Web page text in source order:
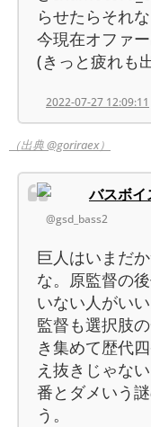
らせたらそれ
今現在オファ
(きっと疲れも
2022-07-27 12:09:11
（出典 @goriraex）
バスボイ
@gsd_bass2
巨人はいまだ
な。原監督の
いない人がい
監督も選択肢
き集めて歴代
え抜きじゃな
番とダメいう
う。